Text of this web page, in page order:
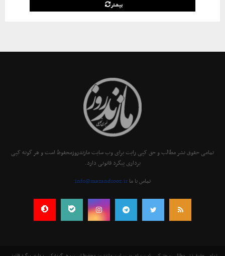
بیشتر
تمامی حقوق نشر مطالب و حق کپی رایت برای وب سایت مازندروزمحفوظ است و هر گونه کپی
برداری پیگرد قانونی دارد.
تماس با ماinfo@mazandrooz.ir